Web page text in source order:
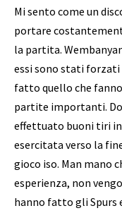
Mi sento come un
portare
la partita.
essi sono stati forzati
fatto quello che
partite importanti.
effettuato buoni tiri in
esercitata verso la
gioco iso. Man mano
esperienza, non
hanno fatto gli Spurs